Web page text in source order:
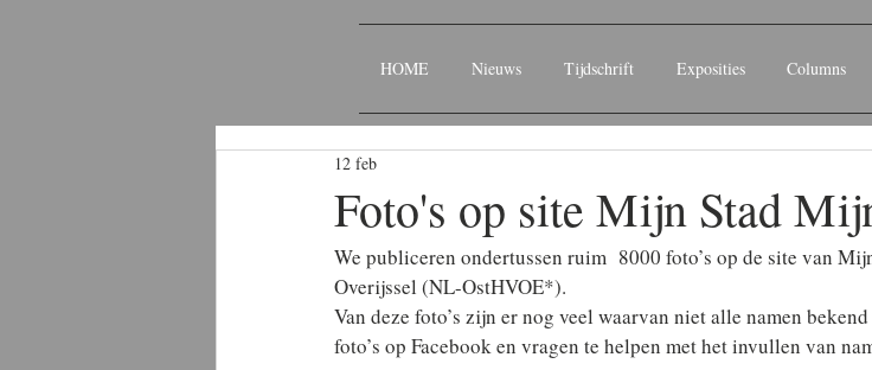
HOME Nieuws Tijdschrift Exposities Columns
Foto's op site Mijn Stad
12 feb
We publiceren ondertussen ruim  8000 foto’s op de site van
Overijssel (NL-OstHVOE*).
Van deze foto’s zijn er nog veel waarvan niet alle namen
foto’s op Facebook en vragen te helpen met het invullen van